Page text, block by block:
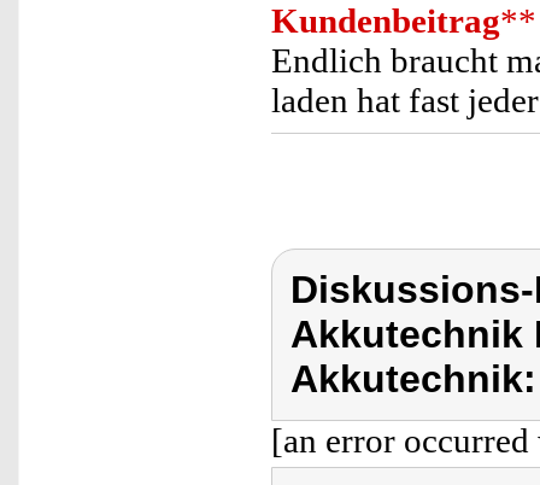
Kundenbeitrag**
Endlich braucht
laden hat fast
Akkutechnik
Akkutechnik:
[an error